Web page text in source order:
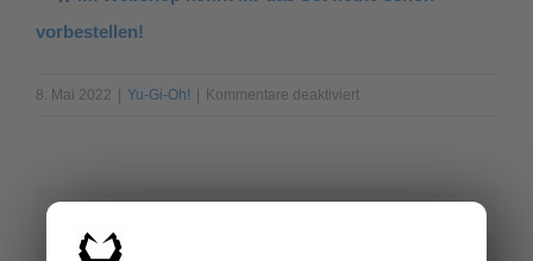
vorbestellen!
8. Mai 2022 Yu-Gi-Oh! Kommentare deaktiviertfür